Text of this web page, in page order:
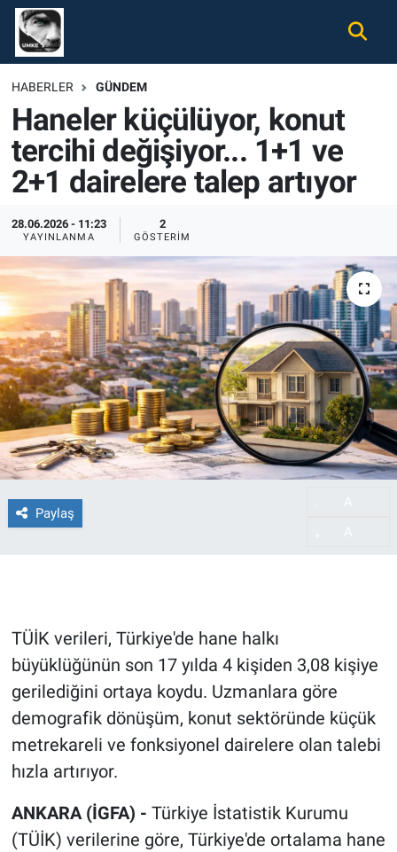
HABERLER GÜNDEM
Haneler küçülüyor, konut
tercihi değişiyor... 1+1 ve
2+1 dairelere talep artıyor
28.06.2026 - 11:23
YAYINLANMA
2
GÖSTERIM
Paylaş
TÜİK verileri, Türkiye'de hane halkı
büyüklüğünün son 17 yılda 4 kişiden 3,08 kişiye
gerilediğini ortaya koydu. Uzmanlara göre
demografik dönüşüm, konut sektöründe küçük
metrekareli ve fonksiyonel dairelere olan talebi
hızla artırıyor.
ANKARA (İGFA) - Türkiye İstatistik Kurumu
(TÜİK) verilerine göre, Türkiye'de ortalama hane
Gündem
Ekonomi
Spor
Tüm Haberler
İletişim
Künye
Nöbetçi Eczaneler
Hava Durumu
Namaz Vakitleri
Süper Lig Puan Durumu ve Fikstür
Tüm Manşetler
Son Dakika Haberleri
Haber Arşivi